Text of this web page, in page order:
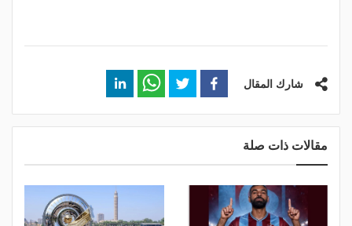
شارك المقال
مقالات ذات صلة